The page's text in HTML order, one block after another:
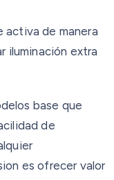
activa de manera
iluminación extra
base que
de
es ofrecer valor